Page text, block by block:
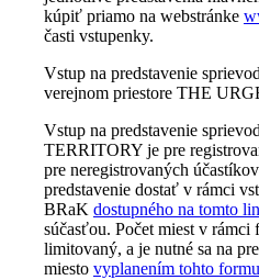
kúpiť priamo na webstránke
časti vstupenky.
Vstup na predstavenie
verejnom priestore THE
Vstup na predstavenie
TERRITORY je pre
pre neregistrovaných
predstavenie dostať v rámci
BRaK dostupného na tomto
súčasťou. Počet miest v
limitovaný, a je nutné sa na
miesto vyplanením tohto